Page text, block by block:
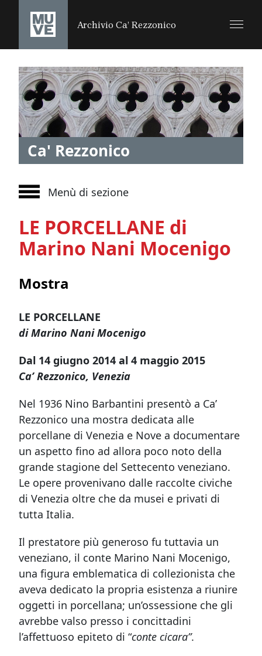
SALTA AL CONTENUTO PRINCIPALE
Archivio Ca’ Rezzonico
Ca' Rezzonico
Menù di sezione
LE PORCELLANE di
Marino Nani Mocenigo
Mostra
LE PORCELLANE
di Marino Nani Mocenigo
Dal 14 giugno 2014 al 4 maggio 2015
Ca’ Rezzonico, Venezia
Nel 1936 Nino Barbantini presentò a Ca’
Rezzonico una mostra dedicata alle
porcellane di Venezia e Nove a documentare
un aspetto fino ad allora poco noto della
grande stagione del Settecento veneziano.
Le opere provenivano dalle raccolte civiche
di Venezia oltre che da musei e privati di
tutta Italia.
Il prestatore più generoso fu tuttavia un
veneziano, il conte Marino Nani Mocenigo,
una figura emblematica di collezionista che
aveva dedicato la propria esistenza a riunire
oggetti in porcellana; un’ossessione che gli
avrebbe valso presso i concittadini
l’affettuoso epiteto di “conte cicara”.